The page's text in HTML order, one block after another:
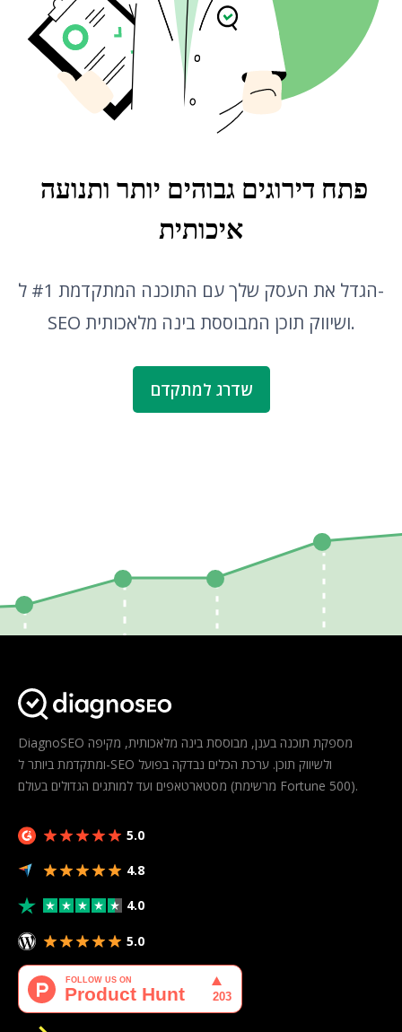
מתרגם
תצוגה מקדימה של קטע
מחולל רעיונות לבלוג
איכותית
הגדל את העסק שלך עם התוכנה המתקדמת #1 ל-
SEO ושיווק תוכן המבוססת בינה מלאכותית.
שדרג למתקדם
DiagnoSEO מספקת תוכנה בענן, מבוססת בינה מלאכותית, מקיפה
ומתקדמת ביותר ל-SEO ולשיווק תוכן. ערכת הכלים נבדקה בפועל
מסטארטאפים ועד למותגים הגדולים בעולם (מרשימת Fortune 500).
5.0
4.8
4.0
5.0